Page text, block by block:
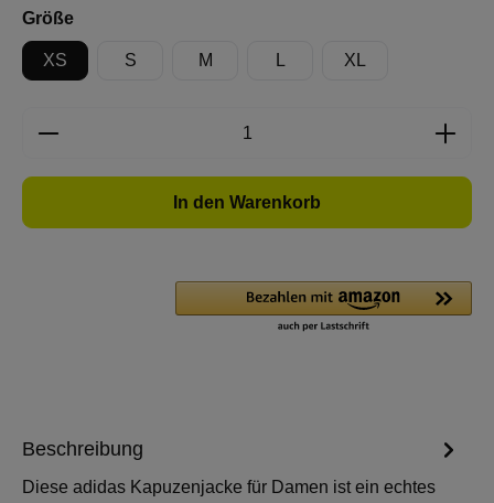
Größeauswählen
XS S M L XL
Produkt Anzahl: Gib den gewünschten
In den Warenkorb
Beschreibung
Diese adidas Kapuzenjacke für Damen ist ein echtes